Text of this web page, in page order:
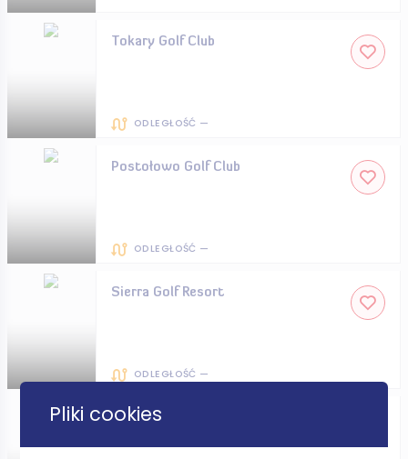
Tokary Golf Club
ODLEGŁOŚĆ —
Postołowo Golf Club
ODLEGŁOŚĆ —
Sierra Golf Resort
ODLEGŁOŚĆ —
Symulator golfa w Hotelu SPA
Pliki cookies